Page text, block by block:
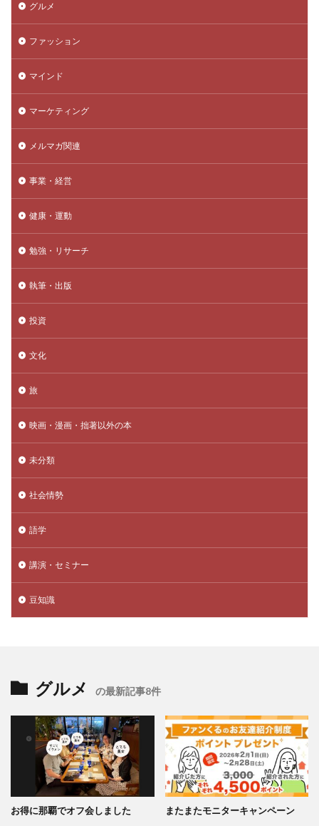
グルメ
ファッション
マインド
マーケティング
メルマガ関連
事業・経営
健康・運動
勉強・リサーチ
執筆・出版
投資
文化
旅
映画・漫画・拙著以外の本
未分類
社会情勢
語学
講演・セミナー
豆知識
グルメ の最新記事8件
お得に那覇でオフ会しました またまたモニターキャンペーン